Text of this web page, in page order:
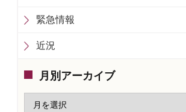
緊急情報
近況
月別アーカイブ